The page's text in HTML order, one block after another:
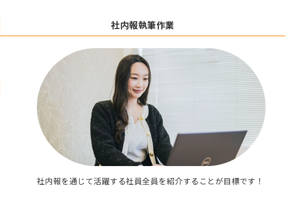
社内報執筆作業
社内報を通じて活躍する社員全員を紹介することが目標です！